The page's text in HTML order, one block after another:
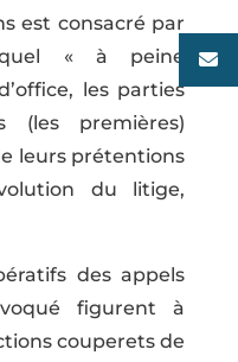
est consacré par
« à peine
les parties
(les premières)
leurs prétentions
du litige,
des appels
figurent à
couperets de